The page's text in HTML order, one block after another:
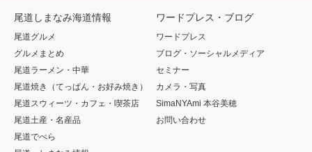
尾道しまなみ海道情報
尾道グルメ
グルメまとめ
尾道ラーメン・中華
尾道焼き（てっぱん・お好み焼き）
尾道スウィーツ・カフェ・喫茶店
尾道土産・名産品
尾道でべら
ワードプレス・ブログ
ワードプレス
ブログ・ソーシャルメディア
セミナー
カメラ・写真
SimaNYAmi 本谷美穂
お問い合わせ